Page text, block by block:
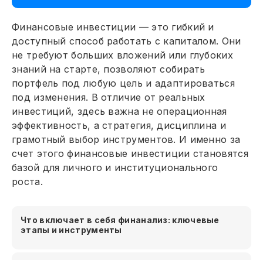
Финансовые инвестиции — это гибкий и
доступный способ работать с капиталом. Они
не требуют больших вложений или глубоких
знаний на старте, позволяют собирать
портфель под любую цель и адаптироваться
под изменения. В отличие от реальных
инвестиций, здесь важна не операционная
эффективность, а стратегия, дисциплина и
грамотный выбор инструментов. И именно за
счет этого финансовые инвестиции становятся
базой для личного и институционального
роста.
Что включает в себя финанализ: ключевые
этапы и инструменты